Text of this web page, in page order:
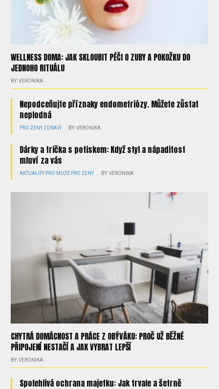
WELLNESS DOMA: JAK SKLOUBIT PÉČI O ZUBY A POKOŽKU DO
JEDNOHO RITUÁLU
BY: VERONIKA
Nepodceňujte příznaky endometriózy. Můžete zůstat
neplodná
PRO ŽENY ZDRAVÍ BY: VERONIKA
Dárky a trička s potiskem: Když styl a nápaditost
mluví za vás
AKTUALITY PRO MUŽE PRO ŽENY BY: VERONIKA
CHYTRÁ DOMÁCNOST A PRÁCE Z OBÝVÁKU: PROČ UŽ BĚŽNÉ
PŘIPOJENÍ NESTAČÍ A JAK VYBRAT LEPŠÍ
BY: VERONIKA
Spolehlivá ochrana majetku: Jak trvale a šetrně